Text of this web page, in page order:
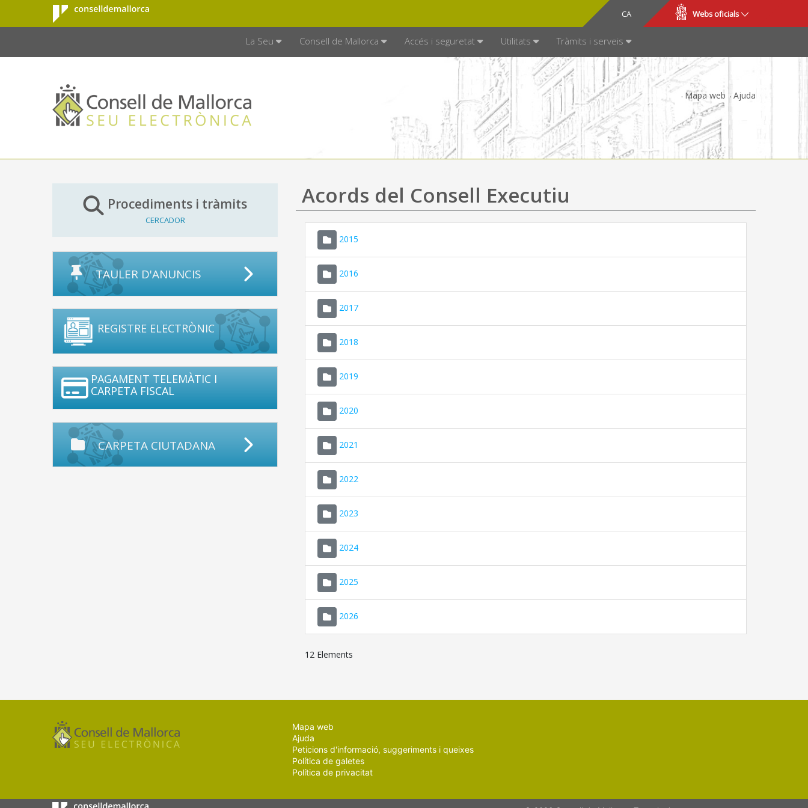
Salta al contingut principal
Consell de
Mallorca
CA
ES Webs oficials
La Seu Consell de Mallorca Accés i seguretat Utilitats Tràmits i serveis
Mapa web Ajuda
Procediments i tràmits
CERCADOR
TAULER D'ANUNCIS
REGISTRE ELECTRÒNIC
PAGAMENT TELEMÀTIC I
CARPETA FISCAL
CARPETA CIUTADANA
Acords del Consell Executiu
2015
2016
2017
2018
2019
2020
2021
2022
2023
2024
2025
2026
12 Elements
Mapa web
Ajuda
Peticions d'informació, suggeriments i queixes
Política de galetes
Política de privacitat